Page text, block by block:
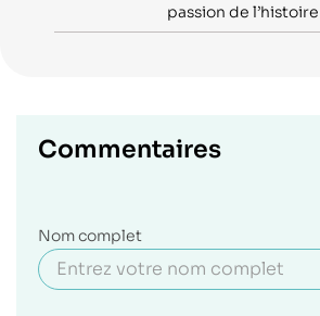
passion de l’histoire
Commentaires
Nom complet